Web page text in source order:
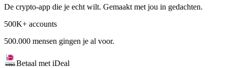
De crypto-app die je echt wilt. Gemaakt met jou in gedachten.
500K+ accounts
500.000 mensen gingen je al voor.
Betaal met iDeal